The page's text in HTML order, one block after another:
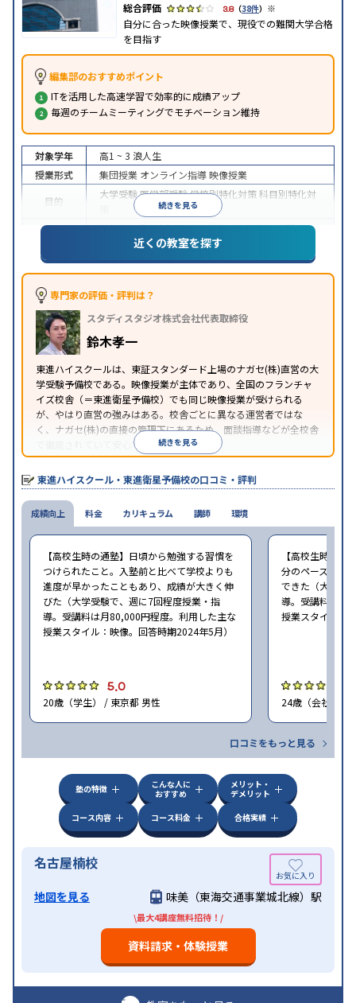
3.8（38件） ※
自分に合った映像授業で、現役での難関大学合格
を目指す
編集部のおすすめポイント
ITを活用した高速学習で効率的に成績アップ
毎週のチームミーティングでモチベーション維持
続きを見る
対象学年 高1 ~ 3 浪人生
授業形式
集団授業 オンライン指導映像授業
目的
大学受験医学部受験学校別特化対策科目別特化対
特待生・奨学金制度あり授業の振替可能学習に
PC・タブレットを利用1科目から受講可能
習のみの受講可
※2024年6月調査。大学受験塾・予備校のアンケート調査方法を参照
近くの教室を探す
専門家の評価・評判は？
スタディスタジオ株式会社代表取締役
鈴木孝一
東進ハイスクールは、東証スタンダード上場のナガセ(株)直営の大
学受験予備校である。映像授業が主体であり、全国のフランチャ
イズ校舎（＝東進衛星予備校）でも同じ映像授業が受けられる
が、やはり直営の強みはある。校舎ごとに異なる運営者ではな
く、ナガセ(株)の直接の管理下にあるため、面談指導などが全校舎
で徹底されていて安心できる。
東進衛星予備校は、運営会社により指導方針や校舎のルールが異
なる。体験授業では、授業のみで判断するのではなく、担当者や
校舎雰囲気、校舎での合格実績などを確認すると良いだろう。
続きを見る
東進ハイスクール・東進衛星予備校の口コミ・評判
成績向上
【高校生時の通塾】日頃から勉強する習慣を
つけられたこと。入塾前と比べて学校よりも
進度が早かったこともあり、成績が大きく伸
びた（大学受験で、週に7回程度授業・指
導。受講料は月80,000円程度。利用した主な
授業スタイル：映像。回答時期2024年5月）
5.0
20歳（学生） / 東京都 男性
【高校生時の通
分のペースで進
できた（大学受
導。受講料は月
授業スタイル：
24歳（会社員<
口コミをもっと見る
料金 カリキュラム 講師 環境
塾の特徴
こんな人に
おすすめ
メリット・
デメリット
コース内容
コース料金 合格実績
名古屋楠校
地図を見る 味美（東海交通事業城北線）駅
\最大4講座無料招待！/
資料請求・体験授業